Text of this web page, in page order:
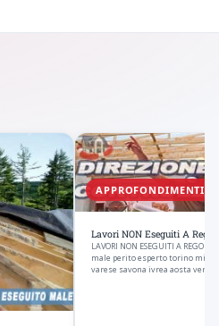
APPROFONDIMENTI
Lavori NON Eseguiti A
LAVORI NON ESEGUITI A
male perito esperto torino
varese savona ivrea aosta